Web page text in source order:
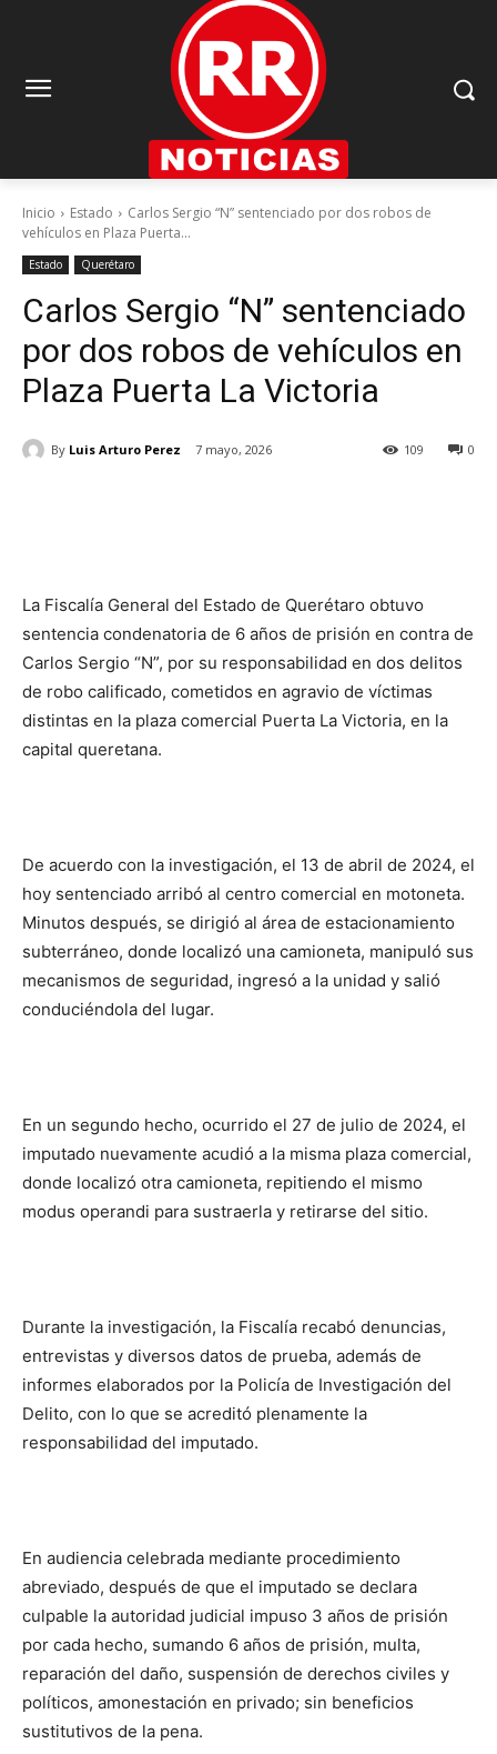
Inicio Estado
Carlos Sergio “N” sentenciado por dos robos de
vehículos en Plaza Puerta...
Estado Querétaro
Carlos Sergio “N” sentenciado
por dos robos de vehículos en
Plaza Puerta La Victoria
By Luis Arturo Perez 7 mayo, 2026 0
109
La Fiscalía General del Estado de Querétaro obtuvo
sentencia condenatoria de 6 años de prisión en contra de
Carlos Sergio “N”, por su responsabilidad en dos delitos
de robo calificado, cometidos en agravio de víctimas
distintas en la plaza comercial Puerta La Victoria, en la
capital queretana.
De acuerdo con la investigación, el 13 de abril de 2024, el
hoy sentenciado arribó al centro comercial en motoneta.
Minutos después, se dirigió al área de estacionamiento
subterráneo, donde localizó una camioneta, manipuló sus
mecanismos de seguridad, ingresó a la unidad y salió
conduciéndola del lugar.
En un segundo hecho, ocurrido el 27 de julio de 2024, el
imputado nuevamente acudió a la misma plaza comercial,
donde localizó otra camioneta, repitiendo el mismo
modus operandi para sustraerla y retirarse del sitio.
Durante la investigación, la Fiscalía recabó denuncias,
entrevistas y diversos datos de prueba, además de
informes elaborados por la Policía de Investigación del
Delito, con lo que se acreditó plenamente la
responsabilidad del imputado.
En audiencia celebrada mediante procedimiento
abreviado, después de que el imputado se declara
culpable la autoridad judicial impuso 3 años de prisión
por cada hecho, sumando 6 años de prisión, multa,
reparación del daño, suspensión de derechos civiles y
políticos, amonestación en privado; sin beneficios
sustitutivos de la pena.